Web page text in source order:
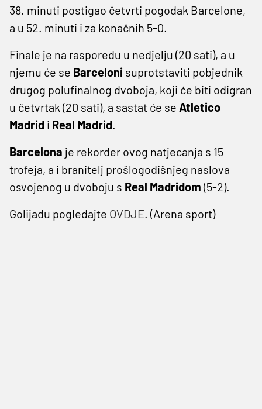
38. minuti postigao četvrti pogodak Barcelone,
a u 52. minuti i za konačnih 5-0.
Finale je na rasporedu u nedjelju (20 sati), a u
njemu će se Barceloni suprotstaviti pobjednik
drugog polufinalnog dvoboja, koji će biti odigran
u četvrtak (20 sati), a sastat će se Atletico
Madrid i Real Madrid.
Barcelona je rekorder ovog natjecanja s 15
trofeja, a i branitelj prošlogodišnjeg naslova
osvojenog u dvoboju s Real Madridom (5-2).
Golijadu pogledajte OVDJE. (Arena sport)